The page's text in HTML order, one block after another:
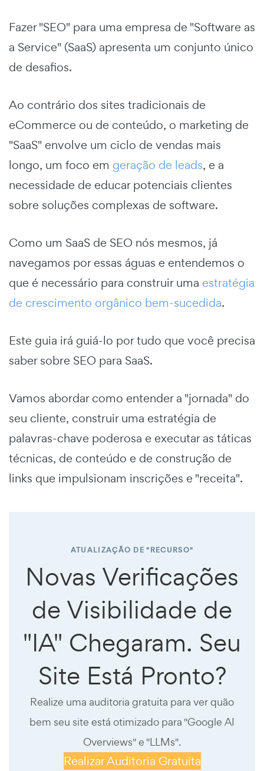
Fazer "SEO" para uma empresa de "Software as
a Service" (SaaS) apresenta um conjunto único
de desafios.
Ao contrário dos sites tradicionais de
eCommerce ou de conteúdo, o marketing de
"SaaS" envolve um ciclo de vendas mais
longo, um foco em geração de leads, e a
necessidade de educar potenciais clientes
sobre soluções complexas de software.
Como um SaaS de SEO nós mesmos, já
navegamos por essas águas e entendemos o
que é necessário para construir uma estratégia
de crescimento orgânico bem-sucedida.
Este guia irá guiá-lo por tudo que você precisa
saber sobre SEO para SaaS.
Vamos abordar como entender a "jornada" do
seu cliente, construir uma estratégia de
palavras-chave poderosa e executar as táticas
técnicas, de conteúdo e de construção de
links que impulsionam inscrições e "receita".
ATUALIZAÇÃO DE "RECURSO"
Novas Verificações
de Visibilidade de
"IA" Chegaram. Seu
Site Está Pronto?
Realize uma auditoria gratuita para ver quão
bem seu site está otimizado para "Google AI
Overviews" e "LLMs".
Realizar Auditoria Gratuita